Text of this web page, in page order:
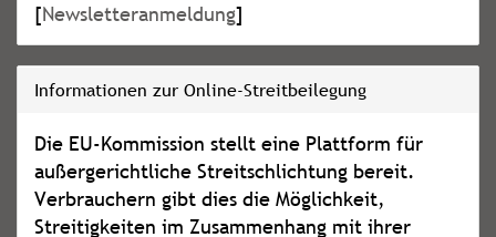
[Newsletteranmeldung]
Informationen zur Online-Streitbeilegung
Die EU-Kommission stellt eine Plattform für
außergerichtliche Streitschlichtung bereit.
Verbrauchern gibt dies die Möglichkeit,
Streitigkeiten im Zusammenhang mit ihrer